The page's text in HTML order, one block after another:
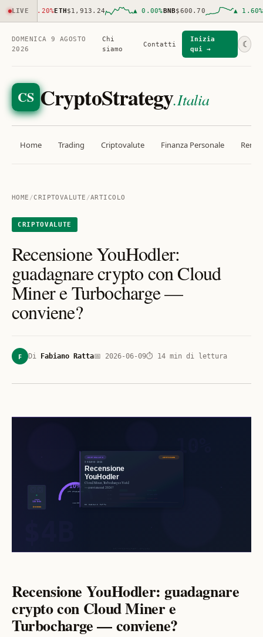
LIVE
▼ 0.20 %ETH$1,913.24 ▲ 0.00%BNB$600.70 ▲ 1.60%XRP
DOMENICA 9 AGOSTO
2026
Chi
siamo
Contatti
Inizia
qui →
☾
CS CryptoStrategy.Italia
Home Trading Criptovalute Finanza Personale
HOME /CRIPTOVALUTE /ARTICOLO
CRIPTOVALUTE
Recensione YouHodler:
guadagnare crypto con Cloud
Miner e Turbocharge —
conviene?
F Di Fabiano Ratta📅 2026-06-09⏱ 14 min di lettura
Recensione YouHodler: guadagnare
crypto con Cloud Miner e
Turbocharge — conviene?